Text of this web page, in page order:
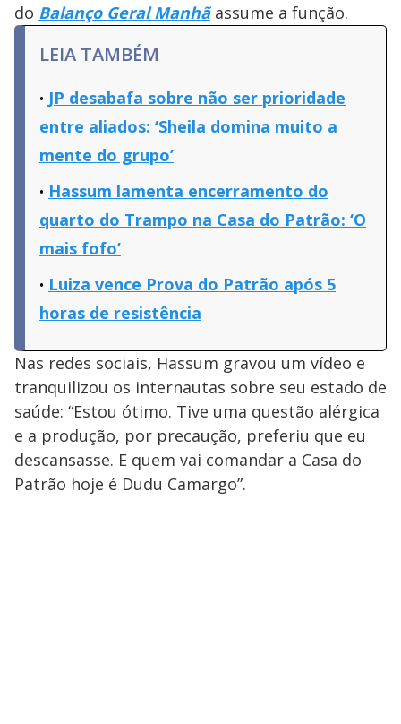
do Balanço Geral Manhãassume a função.
LEIA TAMBÉM
JP desabafa sobre não ser prioridade
entre aliados: ‘Sheila domina muito a
mente do grupo’
Hassum lamenta encerramento do
quarto do Trampo na Casa do Patrão: ‘O
mais fofo’
Luiza vence Prova do Patrão após 5
horas de resistência
Nas redes sociais, Hassum gravou um vídeo e
tranquilizou os internautas sobre seu estado de
saúde: “Estou ótimo. Tive uma questão alérgica
e a produção, por precaução, preferiu que eu
descansasse. E quem vai comandar a Casa do
Patrão hoje é Dudu Camargo”.